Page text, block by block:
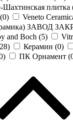
Шахтинская плитка
0) Veneto
ЗАВОД
and Boch (5)
28) Керамин (0)
) ПК Орнамент (